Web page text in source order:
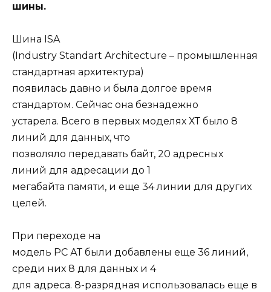
шины.
Шина ISA
(Industry Standart Architecture – промышленная
стандартная архитектура)
появилась давно и была долгое время
стандартом. Сейчас она безнадежно
устарела. Всего в первых моделях ХТ было 8
линий для данных, что
позволяло передавать байт, 20 адресных
линий для адресации до 1
мегабайта памяти, и еще 34 линии для других
целей.
При переходе на
модель РС АТ были добавлены еще 36 линий,
среди них 8 для данных и 4
для адреса. 8-разрядная использовалась еще в